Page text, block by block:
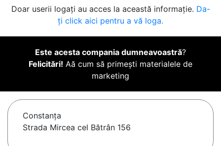
Doar userii logați au acces la această informație. Da-
ți click aici pentru a vă loga.
Este acesta compania dumneavoastră?
Felicitări! Aă cum să primești materialele de
marketing
Constanţa
Strada Mircea cel Bătrân 156